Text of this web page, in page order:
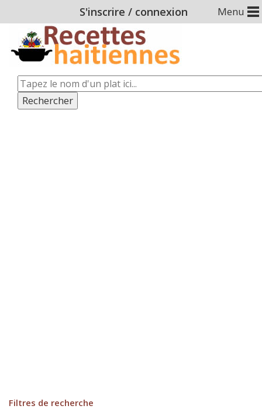
Menu
S'inscrire / connexion
Rechercher
Filtres de recherche